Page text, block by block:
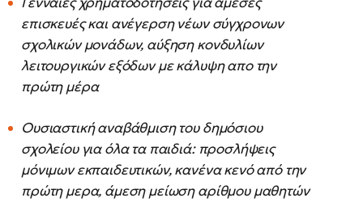
επισκευές και ανέγερση νέων σύγχρονων
σχολικών μονάδων, αύξηση κονδυλίων
λειτουργικών εξόδων με κάλυψη απο την
πρώτη μέρα
Ουσιαστική αναβάθμιση του δημόσιου
σχολείου για όλα τα παιδιά: προσλήψεις
μόνιμων εκπαιδευτικών, κανένα κενό από την
πρώτη μερα, άμεση μείωση αρίθμου μαθητών